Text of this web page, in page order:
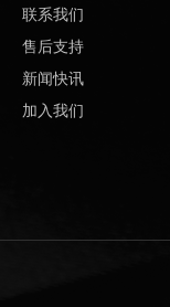
联系我们
售后支持
新闻快讯
加入我们